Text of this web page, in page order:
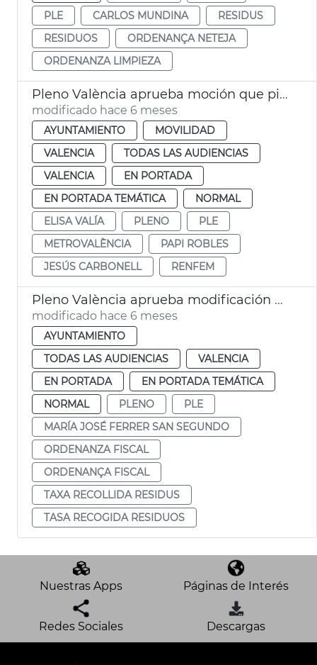
PLE
CARLOS MUNDINA
RESIDUS
RESIDUOS
ORDENANÇA NETEJA
ORDENANZA LIMPIEZA
Pleno València aprueba moción que pide mejoras en Renfe y Metrovalència
modificado hace 6 meses
AYUNTAMIENTO
MOVILIDAD
VALENCIA
TODAS LAS AUDIENCIAS
VALENCIA
EN PORTADA
EN PORTADA TEMÁTICA
NORMAL
ELISA VALÍA
PLENO
PLE
METROVALÈNCIA
PAPI ROBLES
JESÚS CARBONELL
RENFEM
Pleno València aprueba modificación ordenanza tasa recogida residuos
modificado hace 6 meses
AYUNTAMIENTO
TODAS LAS AUDIENCIAS
VALENCIA
EN PORTADA
EN PORTADA TEMÁTICA
NORMAL
PLENO
PLE
MARÍA JOSÉ FERRER SAN SEGUNDO
ORDENANZA FISCAL
ORDENANÇA FISCAL
TAXA RECOLLIDA RESIDUS
TASA RECOGIDA RESIDUOS
Nuestras Apps Páginas de Interés
Redes Sociales Descargas